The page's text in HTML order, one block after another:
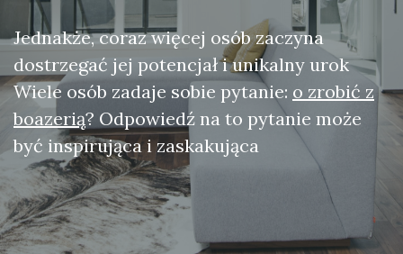
Jednakże, coraz więcej osób zaczyna
dostrzegać jej potencjał i unikalny urok
Wiele osób zadaje sobie pytanie: o zrobić z
boazerią? Odpowiedź na to pytanie może
być inspirująca i zaskakująca